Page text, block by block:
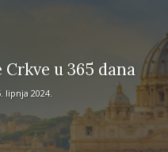
u 365 dana
lipnja 2024.